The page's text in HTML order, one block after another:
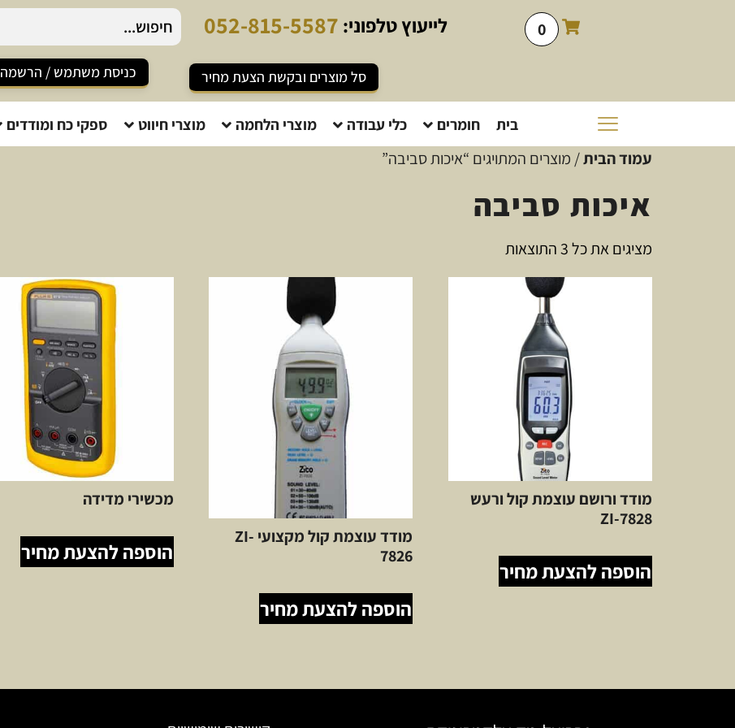
0 לייעוץטלפוני: 052-815-5587
סל מוצרים ובקשת הצעת מחיר כניסת משתמש / הרשמה
בית חומרים כלי עבודה מוצרי הלחמה מוצרי חיווט ספקי כח ומודדים
עמוד הבית/ מוצרים המתויגים “איכות סביבה”
איכות סביבה
מציגים את כל ⁦3⁩ התוצאות
מודד ורושם עוצמת קול ורעש
ZI-7828
הוספה להצעת מחיר
מודד עוצמת קול מקצועי ZI-
7826
הוספה להצעת מחיר
מכשירי מדידה
הוספה להצעת מחיר